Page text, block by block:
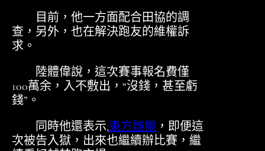
目前，他一方面配合田協的調
查，另外，也在解決跑友的維權訴
求。
陸體偉說，這次賽事報名費僅
100萬余，入不敷出，“沒錢，甚至虧
錢”。
同時他還表示,東方娛樂 ，即便這
次被告入獄，出來也繼續辦比賽，繼